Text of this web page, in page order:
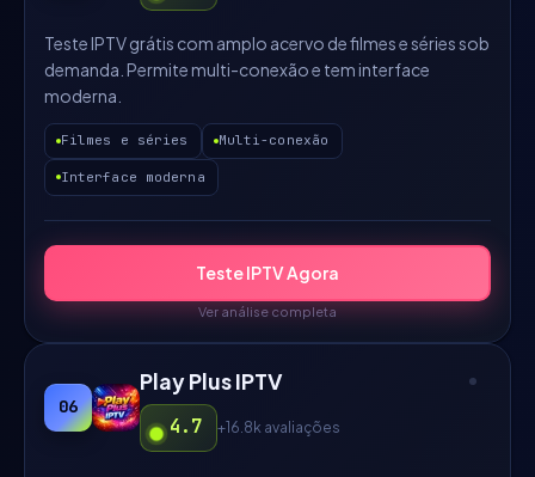
Teste IPTV grátis com amplo acervo de filmes e séries sob
demanda. Permite multi-conexão e tem interface
moderna.
Filmes e séries Multi-conexão
Interface moderna
Teste IPTV Agora
Ver análise completa
06
Play Plus IPTV
4.7 +16.8k avaliações